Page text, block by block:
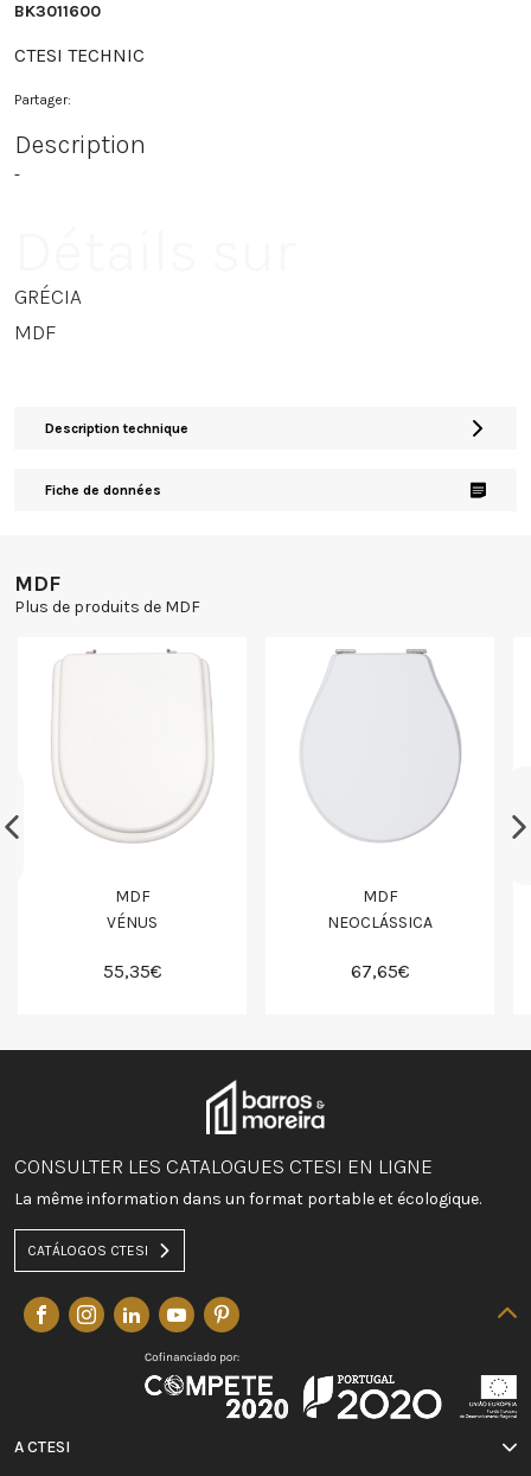
BK3011600
CTESI TECHNIC
Partager:
Description
-
GRÉCIA
MDF
Description technique
Fiche de données
MDF
Plus de produits de MDF
MDF
VÉNUS
55,35€
MDF
NEOCLÁSSICA
67,65€
CONSULTER LES CATALOGUES CTESI EN LIGNE
La même information dans un format portable et écologique.
CATÁLOGOS CTESI
A CTESI